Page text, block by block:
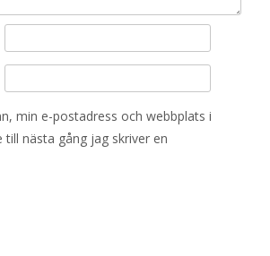
min e-postadress och webbplats i
till nästa gång jag skriver en